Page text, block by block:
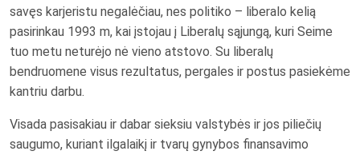
savęs karjeristu negalėčiau, nes politiko – liberalo kelią
pasirinkau 1993 m, kai įstojau į Liberalų sąjungą, kuri Seime
tuo metu neturėjo nė vieno atstovo. Su liberalų
bendruomene visus rezultatus, pergales ir postus pasiekėme
kantriu darbu.
Visada pasisakiau ir dabar sieksiu valstybės ir jos piliečių
saugumo, kuriant ilgalaikį ir tvarų gynybos finansavimo